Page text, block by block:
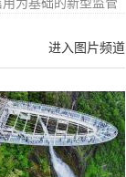
为基础的新型监管
进入图片频道